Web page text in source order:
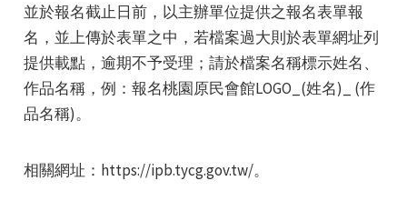
並於報名截止日前，以主辦單位提供之報名表單報
名，並上傳於表單之中，若檔案過大則於表單網址列
提供載點，逾期不予受理；請於檔案名稱標示姓名、
作品名稱，例：報名桃園原民會館LOGO_(姓名)_ (作
品名稱)。
相關網址：https://ipb.tycg.gov.tw/。